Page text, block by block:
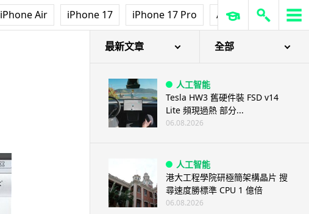
iPhone Air iPhone 17 iPhone 17 Pro AirPods Pro 3
最新文章 全部
人工智能
Tesla HW3 舊硬件裝 FSD v14
Lite 頻現過熱 部分...
06.08.2026
人工智能
港大工程學院研極簡架構晶片 搜
尋速度勝標準 CPU 1 億倍
06.08.2026